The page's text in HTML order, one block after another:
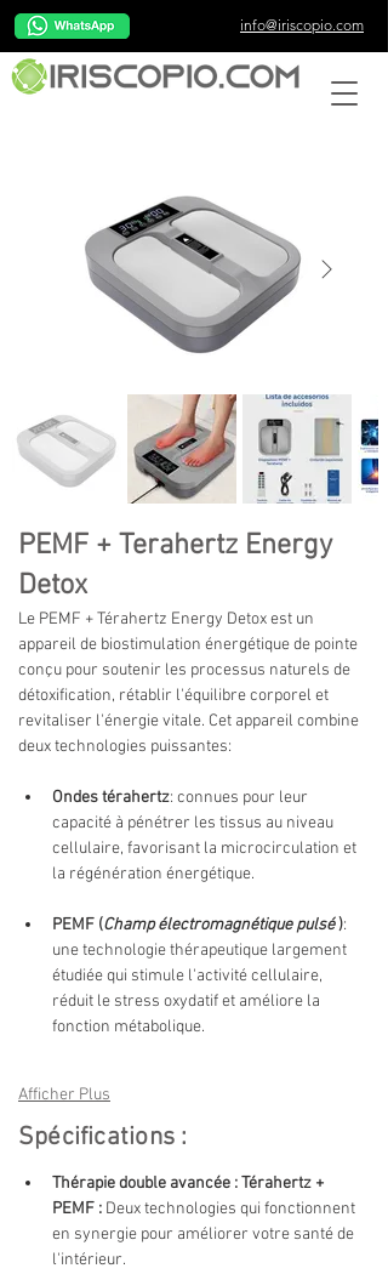
info@iriscopio.com
PEMF + Terahertz Energy
Detox
Le PEMF + Térahertz Energy Detox est un
appareil de biostimulation énergétique de pointe
conçu pour soutenir les processus naturels de
détoxification, rétablir l'équilibre corporel et
revitaliser l'énergie vitale. Cet appareil combine
deux technologies puissantes:
Ondes térahertz: connues pour leur
capacité à pénétrer les tissus au niveau
cellulaire, favorisant la microcirculation et
la régénération énergétique.
PEMF (Champ électromagnétique pulsé):
une technologie thérapeutique largement
étudiée qui stimule l'activité cellulaire,
réduit le stress oxydatif et améliore la
fonction métabolique.
Afficher Plus
Spécifications :
Thérapie double avancée : Térahertz +
PEMF : Deux technologies qui fonctionnent
en synergie pour améliorer votre santé de
l'intérieur.